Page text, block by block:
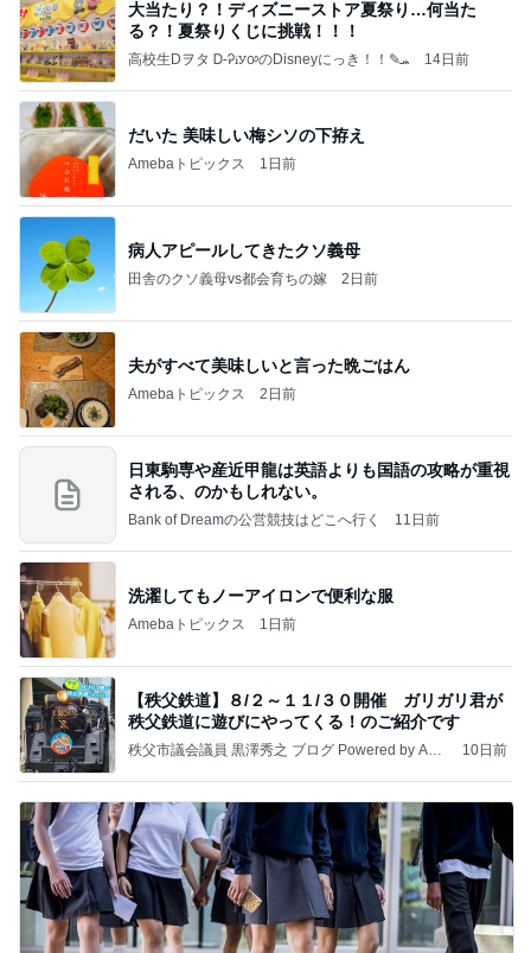
大当たり？！ディズニーストア夏祭り…何当た
る？！夏祭りくじに挑戦！！！
高校生Dヲタ Ꭰ-ᎮꭵꭹꭴのDisneyにっき！！✎ܚ 14日前
だいた 美味しい梅シソの下拵え
Amebaトピックス 1日前
病人アピールしてきたクソ義母
田舎のクソ義母vs都会育ちの嫁 2日前
夫がすべて美味しいと言った晩ごはん
Amebaトピックス 2日前
日東駒専や産近甲龍は英語よりも国語の攻略が重視
される、のかもしれない。
Bank of Dreamの公営競技はどこへ行く 11日前
洗濯してもノーアイロンで便利な服
Amebaトピックス 1日前
【秩父鉄道】８/２～１１/３０開催 ガリガリ君が
秩父鉄道に遊びにやってくる！のご紹介です
秩父市議会議員 黒澤秀之 ブログ Powered by Ame
10日前